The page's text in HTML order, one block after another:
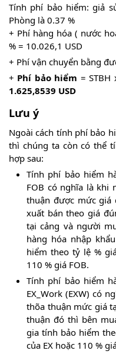
Tính phí bảo hiểm: giả
Phòng là 0.37 %
+ Phí hàng hóa ( nước
% = 10.026,1 USD
+ Phí vận chuyển bằng
+ Phí bảo hiểm =
1.625,8539 USD
Lưu ý
Ngoài cách tính phí bảo
thì chúng ta còn có thể
hợp sau:
Tính phí bảo hiểm
FOB có nghĩa là khi
thuận được mức giá
xuất bán theo giá
tại cảng và người
hàng hóa nhập
hiểm theo tỷ lệ %
110 % giá FOB.
Tính phí bảo hiểm
EX_Work (EXW) có
thõa thuận mức giá
thuận đó thì bên
gia tính bảo hiểm
của EX hoặc 110 %